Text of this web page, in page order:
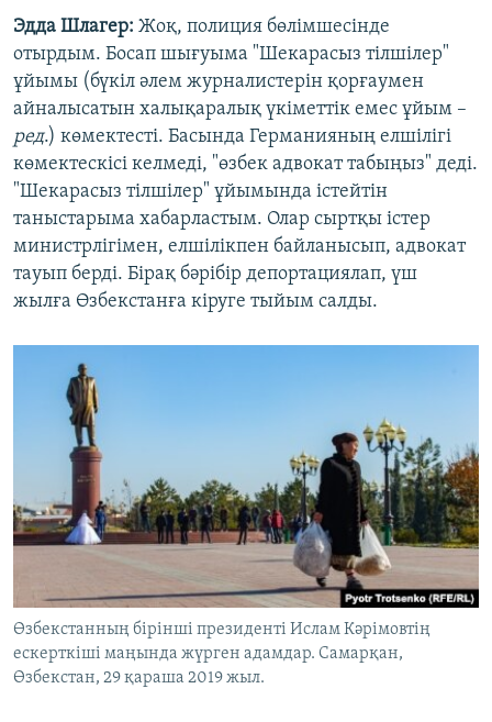
Эдда Шлагер: Жоқ, полиция бөлімшесінде
отырдым. Босап шығуыма "Шекарасыз тілшілер"
ұйымы (бүкіл әлем журналистерін қорғаумен
айналысатын халықаралық үкіметтік емес ұйым –
ред.) көмектесті. Басында Германияның елшілігі
көмектескісі келмеді, "өзбек адвокат табыңыз" деді.
"Шекарасыз тілшілер" ұйымында істейтін
таныстарыма хабарластым. Олар сыртқы істер
министрлігімен, елшілікпен байланысып, адвокат
тауып берді. Бірақ бәрібір депортациялап, үш
жылға Өзбекстанға кіруге тыйым салды.
Өзбекстанның бірінші президенті Ислам Кәрімовтің
ескерткіші маңында жүрген адамдар. Самарқан,
Өзбекстан, 29 қараша 2019 жыл.